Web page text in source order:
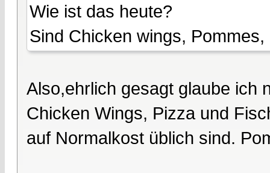
Wie ist das heute?
Sind Chicken wings,
Also,ehrlich gesagt glaube ich
Chicken Wings, Pizza und
auf Normalkost üblich sind.